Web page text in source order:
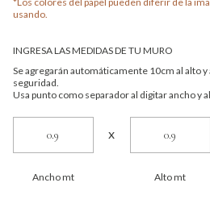
usando.
INGRESA LAS MEDIDAS DE TU MURO
Se agregarán automáticamente 10cm al alto
seguridad.
Usa punto como separador al digitar ancho y
Ancho mt
x
Alto mt